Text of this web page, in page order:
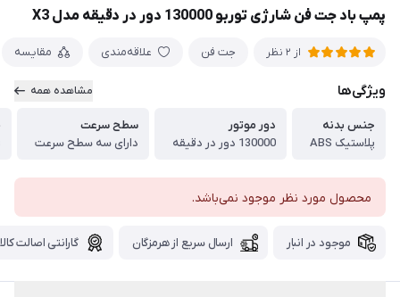
پمپ باد جت فن شارژی توربو 130000 دور در دقیقه مدل X3
از 2 نظر جت فن علاقه‌مندی مقایسه
ویژگی‌ها مشاهده همه
جنس بدنه
پلاستیک ABS
دور موتور
130000 دور در دقیقه
سطح سرعت
دارای سه سطح سرعت
محصول مورد نظر موجود نمی‌باشد.
موجود در انبار ارسال سریع از هرمزگان گارانتی اصالت کالا